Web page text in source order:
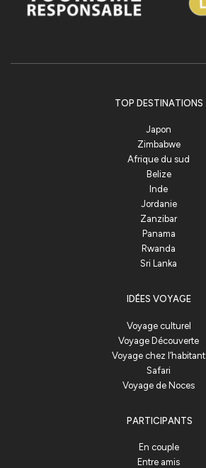
TOP DESTINATIONS
Japon
Zimbabwe
Afrique du sud
Belize
Inde
Jordanie
Zanzibar
Panama
Rwanda
Sri Lanka
IDÉES VOYAGE
Voyage culturel
Voyage Découverte
Voyage chez l’habitant
Safari
Voyage de Noces
PARTICIPANTS
En couple
Entre amis